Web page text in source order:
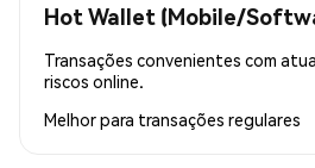
Hot Wallet (Mobile/
Transações convenientes com
riscos online.
Melhor para transações regulares